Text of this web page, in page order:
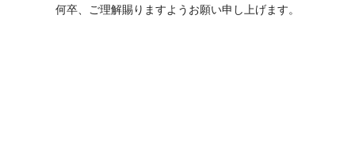
何卒、ご理解賜りますようお願い申し上げます。